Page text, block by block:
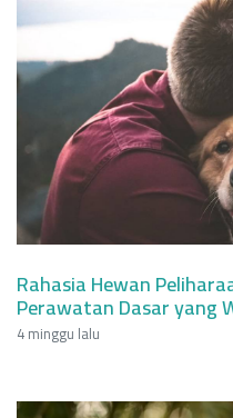
Rahasia Hewan
Perawatan Dasar yang
4 minggu lalu